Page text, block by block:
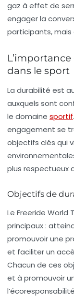
gaz à effet de
engager la
participants, mais
dans le sport
La durabilité est
auxquels sont
le domaine sportif
engagement se
objectifs clés qui
plus respectueux
Objectifs de
Le Freeride World
principaux :
promouvoir une
et faciliter un
Chacun de ces
et à promouvoir